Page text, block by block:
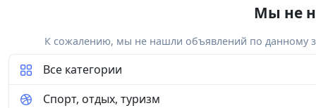
Мы не
К сожалению, мы не нашли объявлений по данному
Все категории
Спорт, отдых, туризм